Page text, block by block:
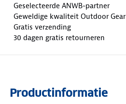
Geselecteerde ANWB-partner
Geweldige kwaliteit Outdoor Gear
Gratis verzending
30 dagen gratis retourneren
Productinformatie